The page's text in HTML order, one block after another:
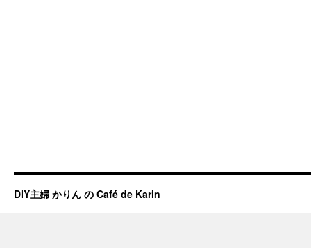
DIY主婦 かりん の Café de Karin